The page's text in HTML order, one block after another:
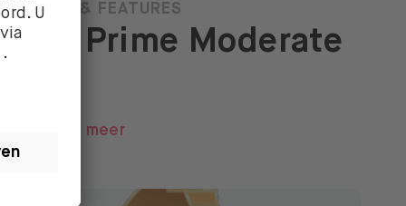
NIEUWS & FEATURES
BUX Prime Moderate
Lees meer